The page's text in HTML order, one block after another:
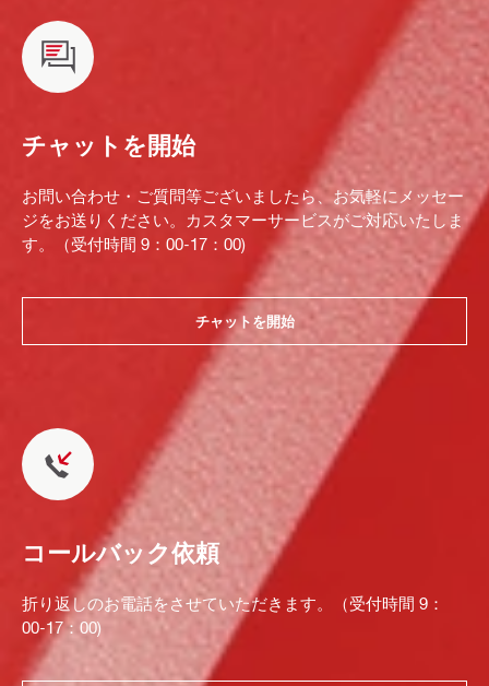
チャットを開始
お問い合わせ・ご質問等ございましたら、お気軽にメッセー
ジをお送りください。カスタマーサービスがご対応いたしま
す。（受付時間 9：00-17：00)
チャットを開始
コールバック依頼
折り返しのお電話をさせていただきます。（受付時間 9：
00-17：00)